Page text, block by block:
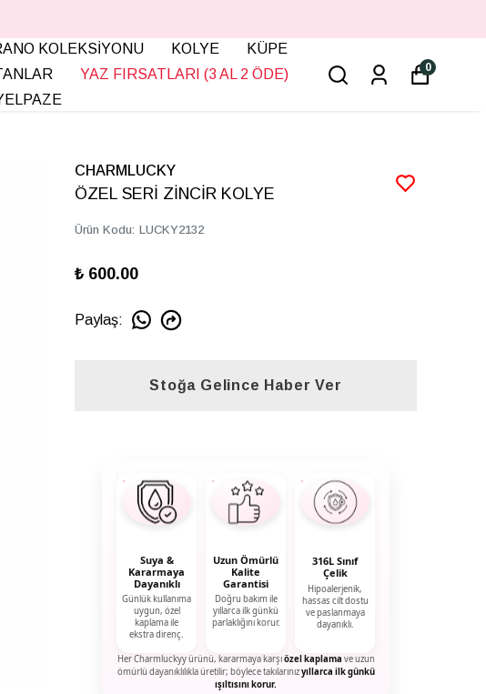
KOLEKSİYONU KOLYE
KÜPE
YAZ FIRSATLARI (3 AL 2 ÖDE)
0
CHARMLUCKY
ÖZEL SERİ ZİNCİR KOLYE
Ürün Kodu: LUCKY2132
₺ 600.00
Paylaş:
Stoğa Gelince Haber Ver
Suya &
Kararmaya
Dayanıklı
Günlük kullanıma
uygun, özel
kaplama ile
ekstra direnç.
Uzun Ömürlü
Kalite
Garantisi
Doğru bakım ile
yıllarca ilk günkü
parlaklığını korur.
316L Sınıf
Çelik
Hipoalerjenik,
hassas cilt dostu
ve paslanmaya
dayanıklı.
Her Charmluckyy ürünü, kararmaya karşıözel kaplama ve uzun
ömürlü dayanıklılıkla üretilir; böylece takılarınızyıllarca ilk günkü
ışıltısını korur.